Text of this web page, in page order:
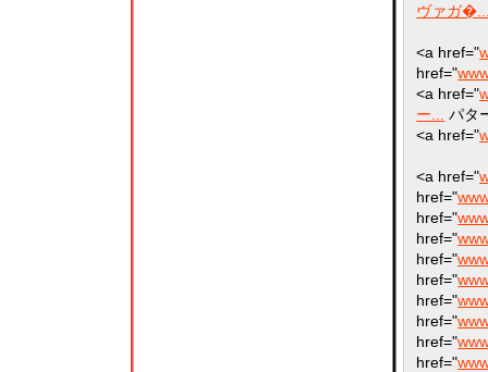
ヴァガ
<a href="
href="
<a href="
ー...
パタ
<a href="
<a href="
href="
href="
href="
href="
href="
href="
href="
href="
href="